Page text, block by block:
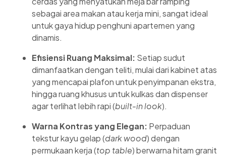
sebagai area makan atau kerja mini, sangat ideal
untuk gaya hidup penghuni apartemen yang
dinamis.
Efisiensi Ruang Maksimal: Setiap sudut
dimanfaatkan dengan teliti, mulai dari kabinet atas
yang mencapai plafon untuk penyimpanan ekstra,
hingga ruang khusus untuk kulkas dan dispenser
agar terlihat lebih rapi (built-in look).
Warna Kontras yang Elegan: Perpaduan
tekstur kayu gelap (dark wood) dengan
permukaan kerja (top table) berwarna hitam granit